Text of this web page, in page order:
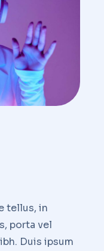
tellus, in
porta vel
Duis ipsum